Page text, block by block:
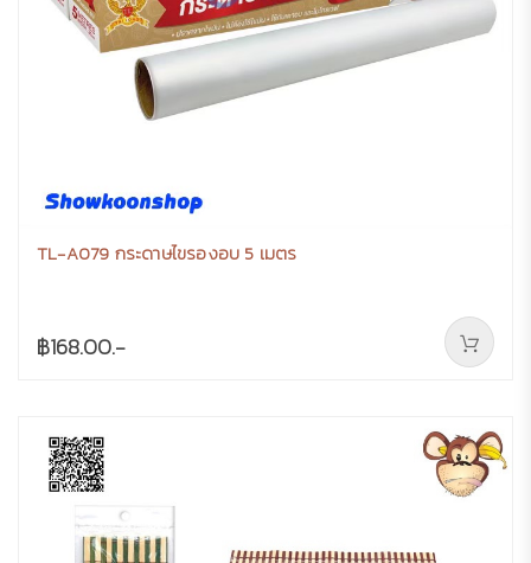
TL-A079 กระดาษไขรองอบ 5 เมตร
฿168.00.-